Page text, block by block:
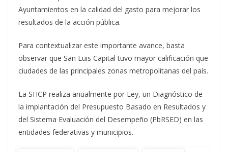
Ayuntamientos en la calidad del gasto para mejorar los
resultados de la acción pública.
Para contextualizar este importante avance, basta
observar que San Luis Capital tuvo mayor calificación que
ciudades de las principales zonas metropolitanas del país.
La SHCP realiza anualmente por Ley, un Diagnóstico de
la implantación del Presupuesto Basado en Resultados y
del Sistema Evaluación del Desempeño (PbRSED) en las
entidades federativas y municipios.